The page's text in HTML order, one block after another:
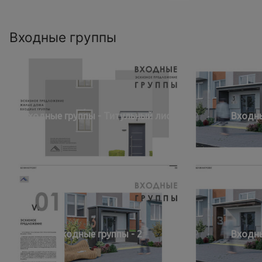
Входные группы
Входные группы - Титульный лист
Входные группы - 2